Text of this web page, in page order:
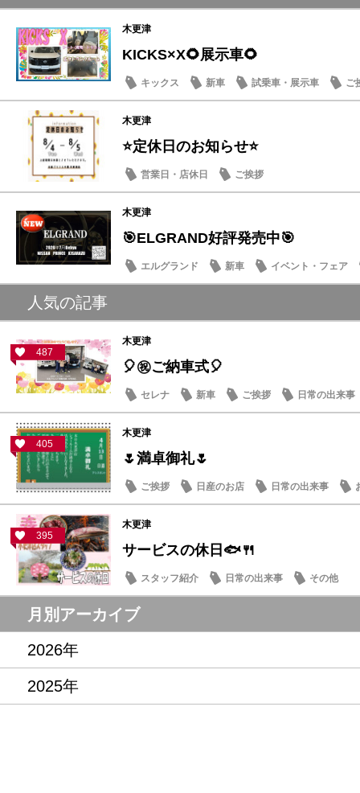
木更津
KICKS×X🌻展示車🌻
キックス 新車 試乗車・展示車 ご
木更津
⭐定休日のお知らせ⭐
営業日・店休日 ご挨拶
木更津
🎯ELGRAND好評発売中🎯
エルグランド 新車 イベント・フェア
人気の記事
487
木更津
🎈㊗ご納車式🎈
セレナ 新車 ご挨拶 日常の出来事
405
木更津
🌷満卓御礼🌷
ご挨拶 日産のお店 日常の出来事
395
木更津
サービスの休日🐟🍴
スタッフ紹介 日常の出来事 その他
月別アーカイブ
2026年
2025年